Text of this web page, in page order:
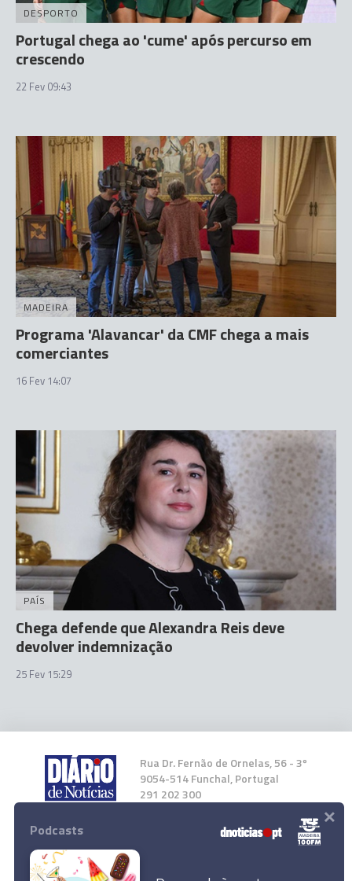
DESPORTO
Portugal chega ao 'cume' após percurso em
crescendo
22 Fev 09:43
MADEIRA
Programa 'Alavancar' da CMF chega a mais
comerciantes
16 Fev 14:07
PAÍS
Chega defende que Alexandra Reis deve
devolver indemnização
25 Fev 15:29
Rua Dr. Fernão de Ornelas, 56 - 3º
9054-514 Funchal, Portugal
291 202 300
Instale a nossa App
Podcasts ×